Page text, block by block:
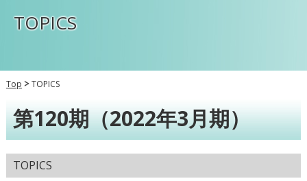
TOPICS
Top TOPICS
第120期（2022年3月期）
TOPICS